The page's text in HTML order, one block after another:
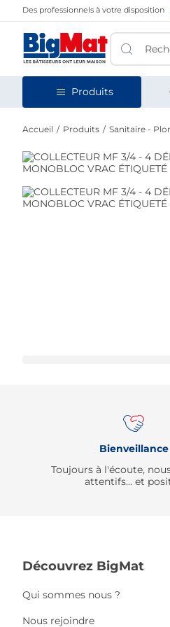
Des professionnels à votre disposition
Produits
Accueil Produits Sanitaire -
Bienveillance
Toujours à l'écoute,
attentifs… et
Découvrez BigMat
Qui sommes nous ?
Nous rejoindre